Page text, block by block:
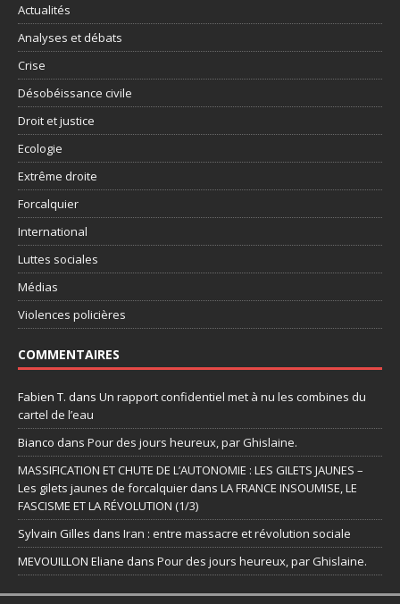
Actualités
Analyses et débats
Crise
Désobéissance civile
Droit et justice
Ecologie
Extrême droite
Forcalquier
International
Luttes sociales
Médias
Violences policières
COMMENTAIRES
Fabien T. dans Un rapport confidentiel met à nu les combines du
cartel de l’eau
Bianco dans Pour des jours heureux, par Ghislaine.
MASSIFICATION ET CHUTE DE L’AUTONOMIE : LES GILETS JAUNES –
Les gilets jaunes de forcalquier dans LA FRANCE INSOUMISE, LE
FASCISME ET LA RÉVOLUTION (1/3)
Sylvain Gilles dans Iran : entre massacre et révolution sociale
MEVOUILLON Eliane dans Pour des jours heureux, par Ghislaine.